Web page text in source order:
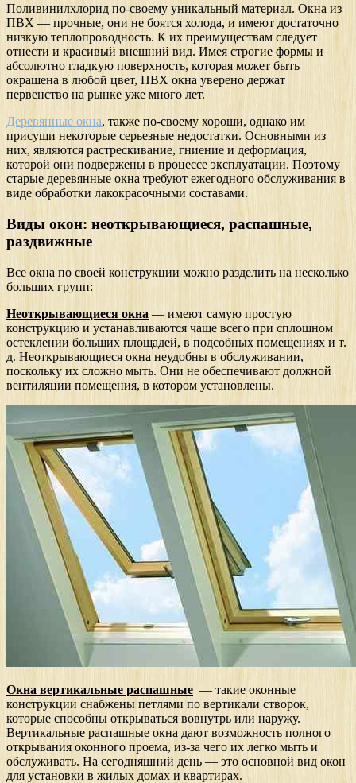
Поливинилхлорид по-своему уникальный материал. Окна из
ПВХ — прочные, они не боятся холода, и имеют достаточно
низкую теплопроводность. К их преимуществам следует
отнести и красивый внешний вид. Имея строгие формы и
абсолютно гладкую поверхность, которая может быть
окрашена в любой цвет, ПВХ окна уверено держат
первенство на рынке уже много лет.
Деревянные окна, также по-своему хороши, однако им
присущи некоторые серьезные недостатки. Основными из
них, являются растрескивание, гниение и деформация,
которой они подвержены в процессе эксплуатации. Поэтому
старые деревянные окна требуют ежегодного обслуживания в
виде обработки лакокрасочными составами.
Виды окон: неоткрывающиеся, распашные,
раздвижные
Все окна по своей конструкции можно разделить на несколько
больших групп:
Неоткрывающиеся окна — имеют самую простую
конструкцию и устанавливаются чаще всего при сплошном
остеклении больших площадей, в подсобных помещениях и т.
д. Неоткрывающиеся окна неудобны в обслуживании,
поскольку их сложно мыть. Они не обеспечивают должной
вентиляции помещения, в котором установлены.
Окна вертикальные распашные — такие оконные
конструкции снабжены петлями по вертикали створок,
которые способны открываться вовнутрь или наружу.
Вертикальные распашные окна дают возможность полного
открывания оконного проема, из-за чего их легко мыть и
обслуживать. На сегодняшний день — это основной вид окон
для установки в жилых домах и квартирах.